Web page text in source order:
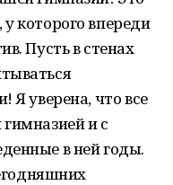
которого впереди
Пусть в стенах
Я уверена, что все
и с
в ней годы.